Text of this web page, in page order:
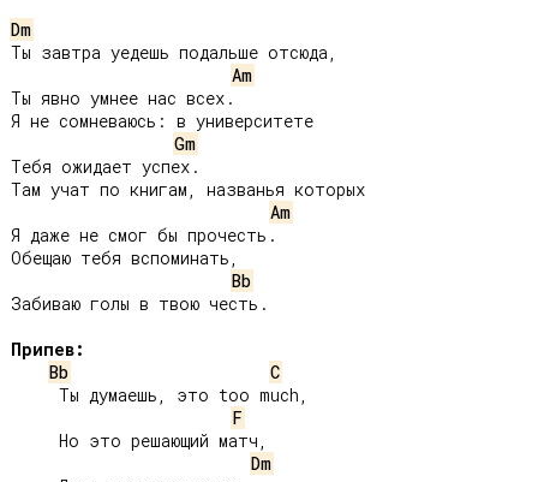
Dm
Ты завтра уедешь подальше отсюда,
Am
Ты явно умнее нас всех.
Я не сомневаюсь: в университете
Gm
Тебя ожидает успех.
Там учат по книгам, названья которых
Am
Я даже не смог бы прочесть.
Обещаю тебя вспоминать,
Bb
Забиваю голы в твою честь.
Припев:
Bb
C
F
Dm